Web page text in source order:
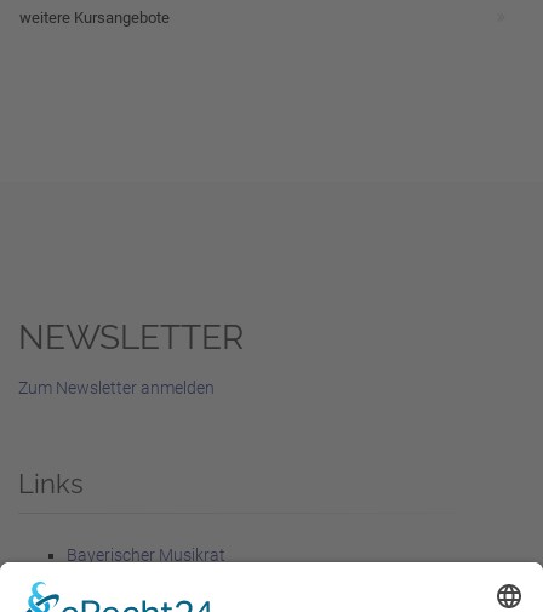
weitere Kursangebote
NEWSLETTER
Zum Newsletter anmelden
Links
Bayerischer Musikrat